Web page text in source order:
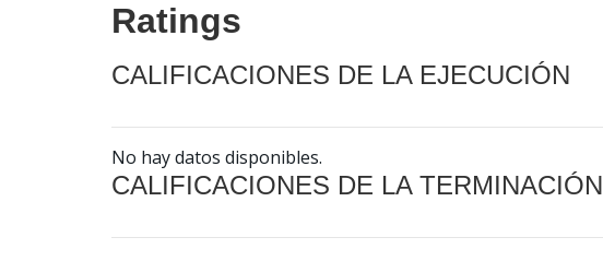
Ratings
CALIFICACIONES DE LA EJECUCIÓN
No hay datos disponibles.
CALIFICACIONES DE LA TERMINACIÓN